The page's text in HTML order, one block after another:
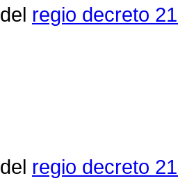
regio decreto
regio decreto